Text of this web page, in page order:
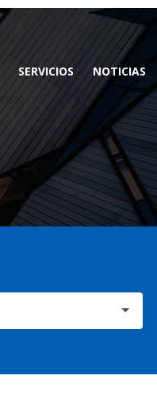
SERVICIOS NOTICIAS